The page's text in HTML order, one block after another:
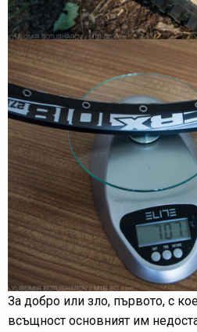
За добро или зло, първото, с
всъщност основният им